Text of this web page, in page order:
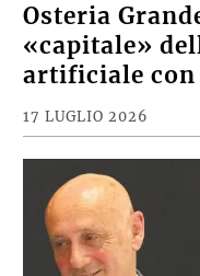
Osteria
«capitale»
artificiale
17 LUGLIO 2026